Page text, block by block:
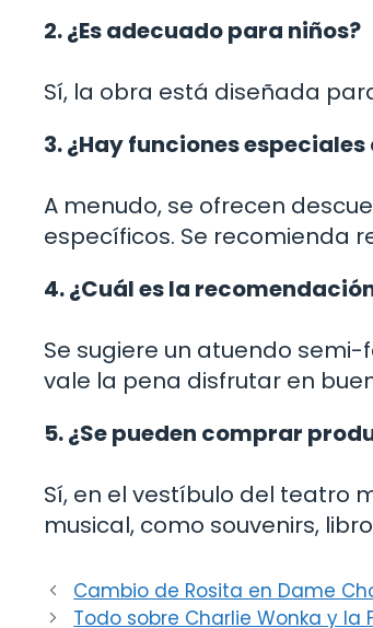
2. ¿Es adecuado para niños?
Sí, la obra está diseñada
3. ¿Hay funciones
A menudo, se ofrecen
específicos. Se recomienda
4. ¿Cuál es la
Se sugiere un atuendo
vale la pena disfrutar en
5. ¿Se pueden comprar
Sí, en el vestíbulo del teatro
musical, como souvenirs,
Cambio de Rosita en Dame
Todo sobre Charlie Wonka y la